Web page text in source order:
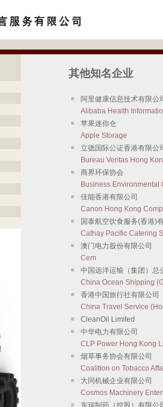
其他知名企业
阿里健康信息技术有限公
Alibaba Health
苹果迷你仓
Apple Storage
立德国际公证香港有限公
Bureau Veritas Hong
商界环保协会
Business Environmental
佳能香港有限公司
Canon Hong Kong
国泰航空饮食服务(香港)
Cathay Pacific Catering
澳门电力股份有限公司
Cem
中国远洋运输（集团）总
China Ocean Shipping
香港中国旅行社有限公司
China Travel Service
CleanOil Limited
中华电力有限公司
CLP Power Hong Kong
烟草事务协会有限公司
Coalition on Tobacco
大同机械企业有限公司
Cosmos Machinery
东瑞制药（控股）有限公